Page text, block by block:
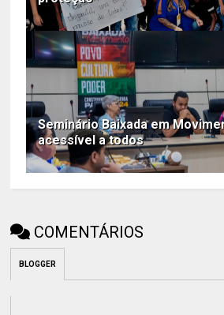
Seminário Baixada em
acessível a todos
COMENTÁRIOS
BLOGGER